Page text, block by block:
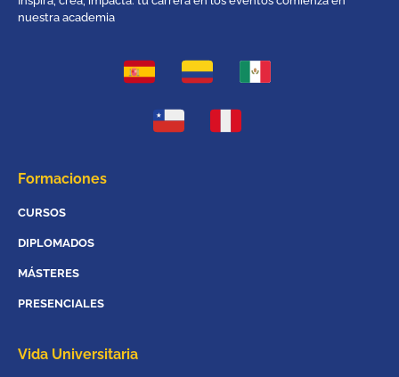
nuestra academia
Formaciones
CURSOS
DIPLOMADOS
MÁSTERES
PRESENCIALES
Vida Universitaria